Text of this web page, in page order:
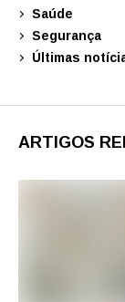
Saúde
Segurança
Últimas
ARTIGOS